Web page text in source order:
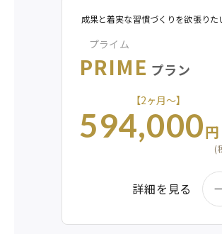
成果と着実な習慣づくりを欲張りた
プライム
PRIME プラン
【2ヶ月〜】
594,000円
(
詳細を見る